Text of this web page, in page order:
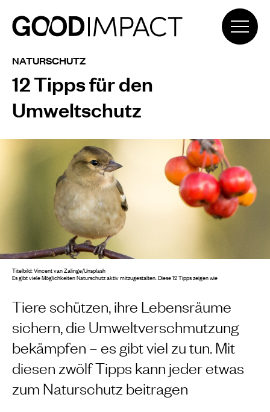
NATURSCHUTZ
12 Tipps für den
Umweltschutz
Tiere schützen, ihre Lebensräume
sichern, die Umweltverschmutzung
bekämpfen – es gibt viel zu tun. Mit
diesen zwölf Tipps kann jeder etwas
zum Naturschutz beitragen
Titelbild: Vincent van Zalinge/Unsplash
Es gibt viele Möglichkeiten Naturschutz aktiv mitzugestalten. Diese 12 Tipps zeigen wie